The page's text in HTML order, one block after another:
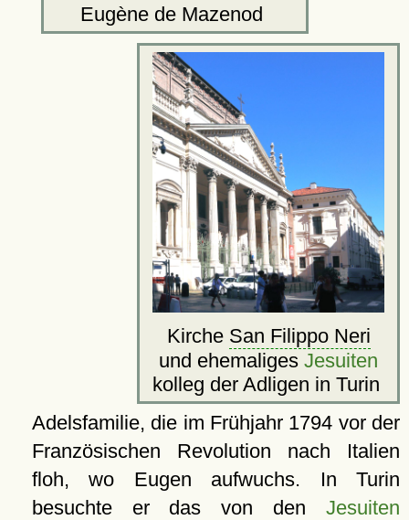
Eugène de Mazenod
Kirche San Filippo Neri
und ehemaliges Jesuiten
kolleg der Adligen in Turin
Adelsfamilie, die im Frühjahr 1794 vor der
Französischen Revolution nach Italien
floh, wo Eugen aufwuchs. In Turin
besuchte er das von den Jesuiten